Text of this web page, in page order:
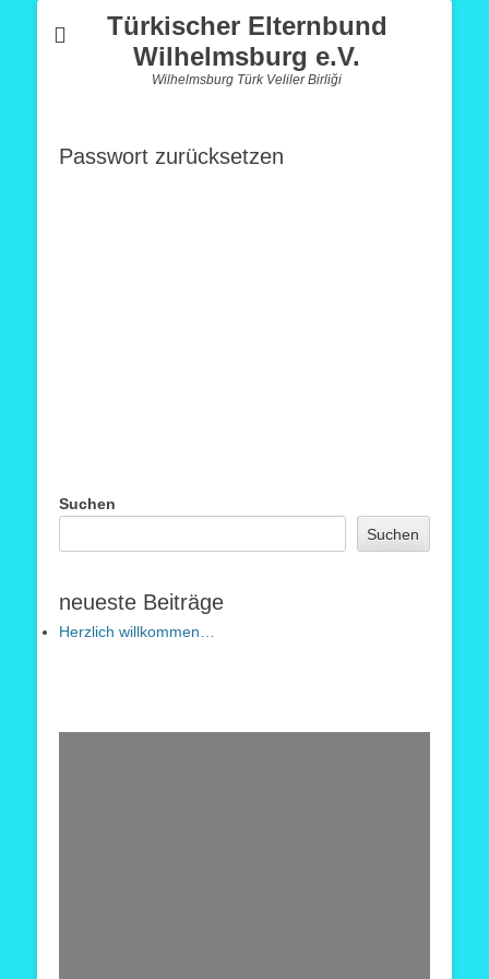
Türkischer Elternbund
Wilhelmsburg e.V.
Wilhelmsburg Türk Veliler Birliği
Passwort zurücksetzen
Suchen
Suchen
neueste Beiträge
Herzlich willkommen…